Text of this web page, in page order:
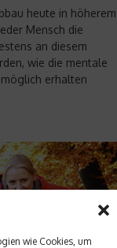
wie Cookies, um
heute in höherem
Mensch die
an diesem
wie die mentale
erhalten